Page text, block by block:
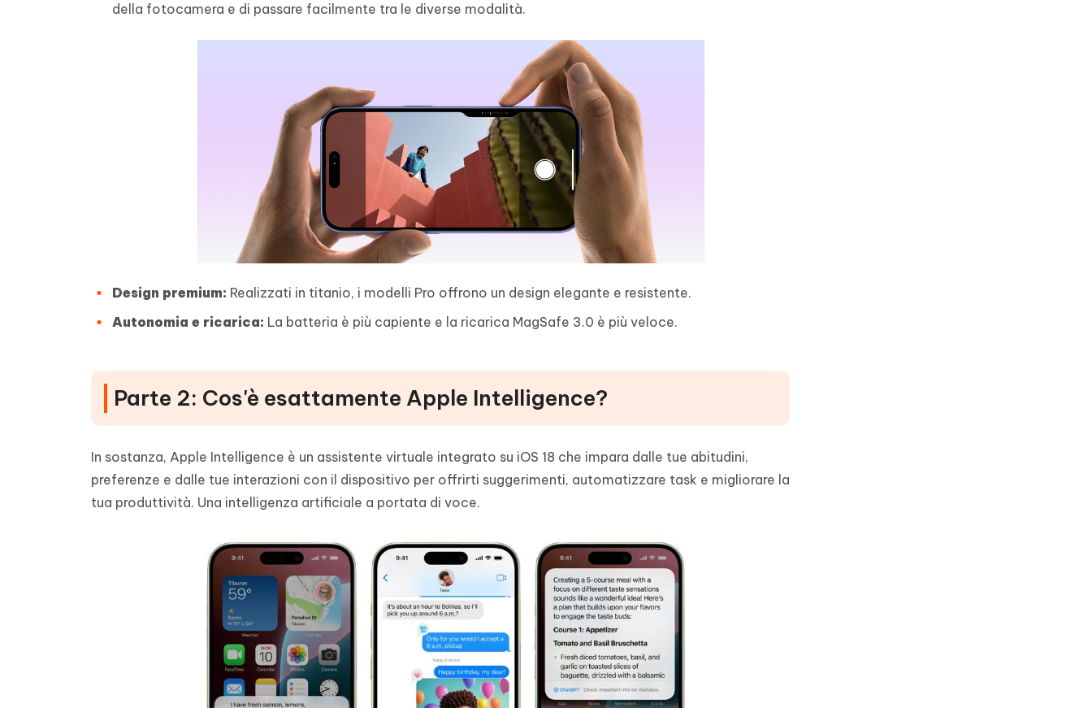
della fotocamera e di passare facilmente tra le diverse modalità.
Design premium: Realizzati in titanio, i modelli Pro offrono un design elegante e resistente.
Autonomia e ricarica: La batteria è più capiente e la ricarica MagSafe 3.0 è più veloce.
Parte 2: Cos'è esattamente Apple Intelligence?
In sostanza, Apple Intelligence è un assistente virtuale integrato su iOS 18 che impara dalle tue abitudini,
preferenze e dalle tue interazioni con il dispositivo per offrirti suggerimenti, automatizzare task e migliorare la
tua produttività. Una intelligenza artificiale a portata di voce.